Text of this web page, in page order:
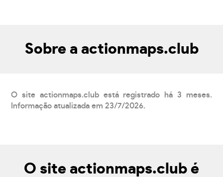
Sobre a actionmaps.club
O site actionmaps.club está registrado há 3 meses.
Informação atualizada em 23/7/2026.
O site actionmaps.club é